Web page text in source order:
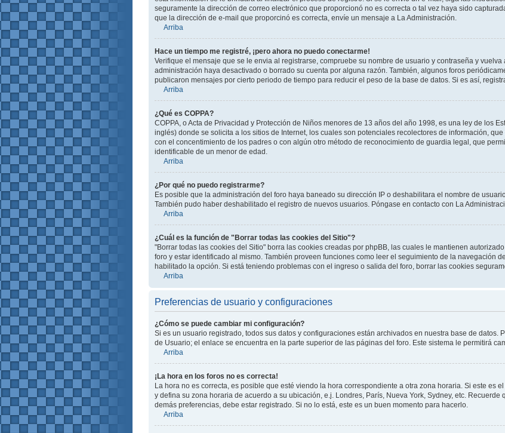
seguramente la dirección de correo electrónico que proporcionó no es correcta o tal vez haya sido
que la dirección de e-mail que proporcinó es correcta, envíe un mensaje a La Administración.
Arriba
Hace un tiempo me registré, ¡pero ahora no puedo conectarme!
Verifique el mensaje que se le envia al registrarse, compruebe su nombre de usuario y contraseña y
administración haya desactivado o borrado su cuenta por alguna razón. También, algunos foros
publicaron mensajes por cierto periodo de tiempo para reducir el peso de la base de datos. Si es así,
Arriba
¿Qué es COPPA?
COPPA, o Acta de Privacidad y Protección de Niños menores de 13 años del año 1998, es una ley de los
inglés) donde se solicita a los sitios de Internet, los cuales son potenciales recolectores de información,
con el concentimiento de los padres o con algún otro método de reconocimiento de guardia legal, que
identificable de un menor de edad.
Arriba
¿Por qué no puedo registrarme?
Es posible que la administración del foro haya baneado su dirección IP o deshabilitara el nombre de
También pudo haber deshabilitado el registro de nuevos usuarios. Póngase en contacto con La
Arriba
¿Cuál es la función de "Borrar todas las cookies del Sitio"?
"Borrar todas las cookies del Sitio" borra las cookies creadas por phpBB, las cuales le mantienen
foro y estar identificado al mismo. También proveen funciones como leer el seguimiento de la navegación
habilitado la opción. Si está teniendo problemas con el ingreso o salida del foro, borrar las cookies
Arriba
Preferencias de usuario y configuraciones
¿Cómo se puede cambiar mi configuración?
Si es un usuario registrado, todos sus datos y configuraciones están archivados en nuestra base de datos.
de Usuario; el enlace se encuentra en la parte superior de las páginas del foro. Este sistema le permitirá
Arriba
¡La hora en los foros no es correcta!
La hora no es correcta, es posible que esté viendo la hora correspondiente a otra zona horaria. Si este es
y defina su zona horaria de acuerdo a su ubicación, e.j. Londres, París, Nueva York, Sydney, etc.
demás preferencias, debe estar registrado. Si no lo está, este es un buen momento para hacerlo.
Arriba